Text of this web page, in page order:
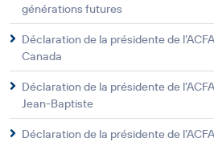
générations futures
Déclaration de la présidente de
Canada
Déclaration de la présidente de
Jean-Baptiste
Déclaration de la présidente de